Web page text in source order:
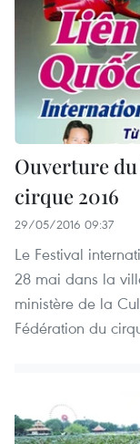
Ouverture
cirque 2016
29/05/2016 09:37
L​e Festival
28 mai dans la
ministère de la
Fédération du